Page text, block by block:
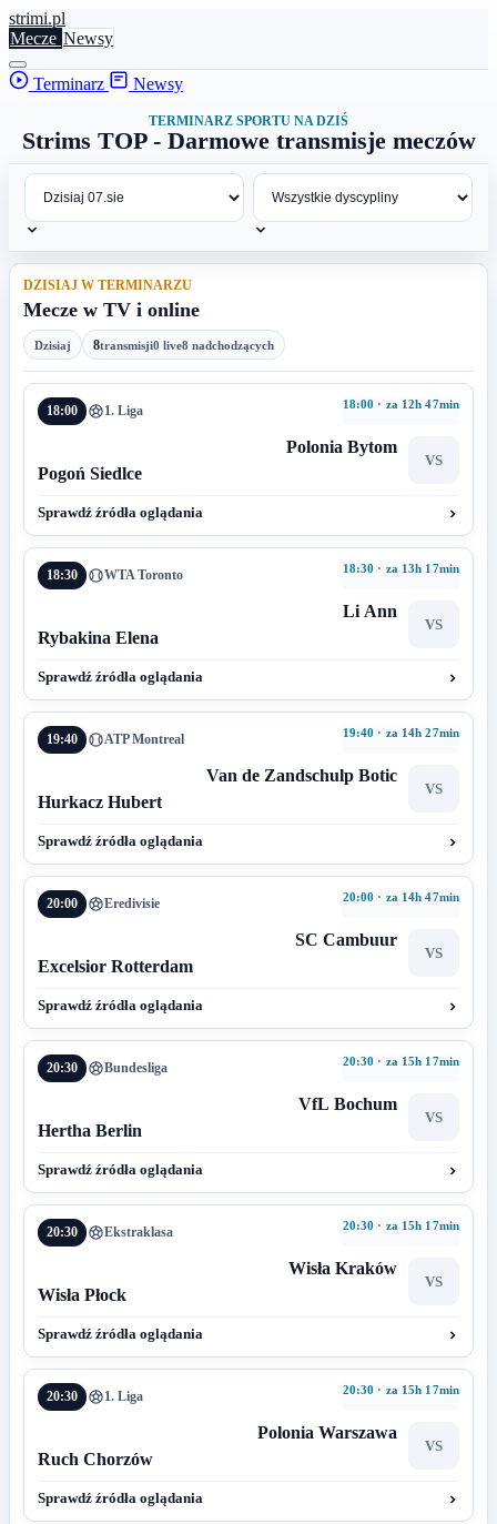
strimi.pl
Mecze Newsy
Terminarz Newsy
TERMINARZ SPORTU NA DZIŚ
Strims TOP - Darmowe transmisje meczów
DZISIAJ W TERMINARZU
Mecze w TV i online
Dzisiaj 8transmisji0 live8 nadchodzących
18:00 1. Liga 18:00 · za 12h 47min
Polonia Bytom
VS
Pogoń Siedlce
Sprawdź źródła oglądania
18:30 WTA Toronto 18:30 · za 13h 17min
Li Ann
VS
Rybakina Elena
Sprawdź źródła oglądania
19:40 ATP Montreal 19:40 · za 14h 27min
Van de Zandschulp Botic
VS
Hurkacz Hubert
Sprawdź źródła oglądania
20:00 Eredivisie 20:00 · za 14h 47min
SC Cambuur
VS
Excelsior Rotterdam
Sprawdź źródła oglądania
20:30 Bundesliga 20:30 · za 15h 17min
VfL Bochum
VS
Hertha Berlin
Sprawdź źródła oglądania
20:30 Ekstraklasa 20:30 · za 15h 17min
Wisła Kraków
VS
Wisła Płock
Sprawdź źródła oglądania
20:30 1. Liga 20:30 · za 15h 17min
Polonia Warszawa
VS
Ruch Chorzów
Sprawdź źródła oglądania